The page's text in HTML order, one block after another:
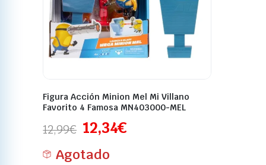
Figura Acción Minion Mel Mi Villano
Favorito 4 Famosa MN403000-MEL
12,99€ 12,34€
Agotado